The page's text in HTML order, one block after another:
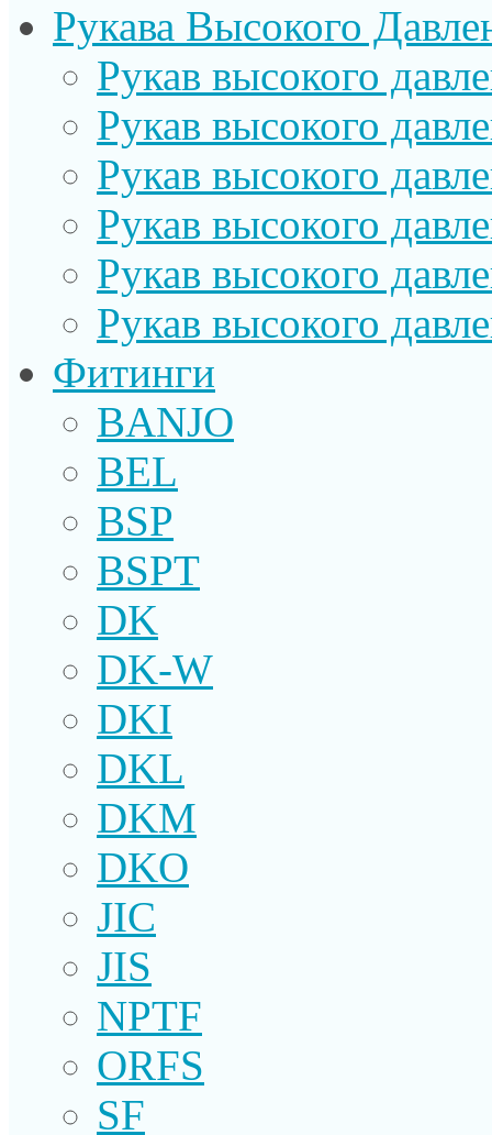
Рукава Высокого
Рукав выcокого
Рукав высокого
Рукав высокого
Рукав высокого
Рукав высокого
Рукав высокого
Фитинги
BANJO
BEL
BSP
BSPT
DK
DK-W
DKI
DKL
DKM
DKO
JIC
JIS
NPTF
ORFS
SF